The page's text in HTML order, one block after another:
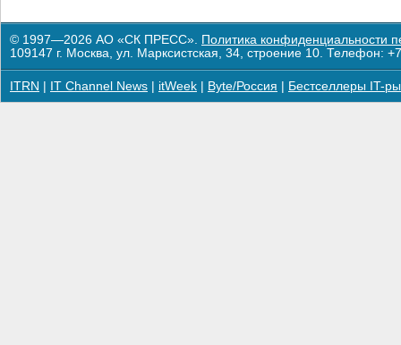
© 1997—2026 АО «СК ПРЕСС». Политика конфиденциальности
109147 г. Москва, ул. Марксистская, 34, строение 10. Телефон:
ITRN IT Channel News itWeek Byte/Россия Бестселлеры IT-